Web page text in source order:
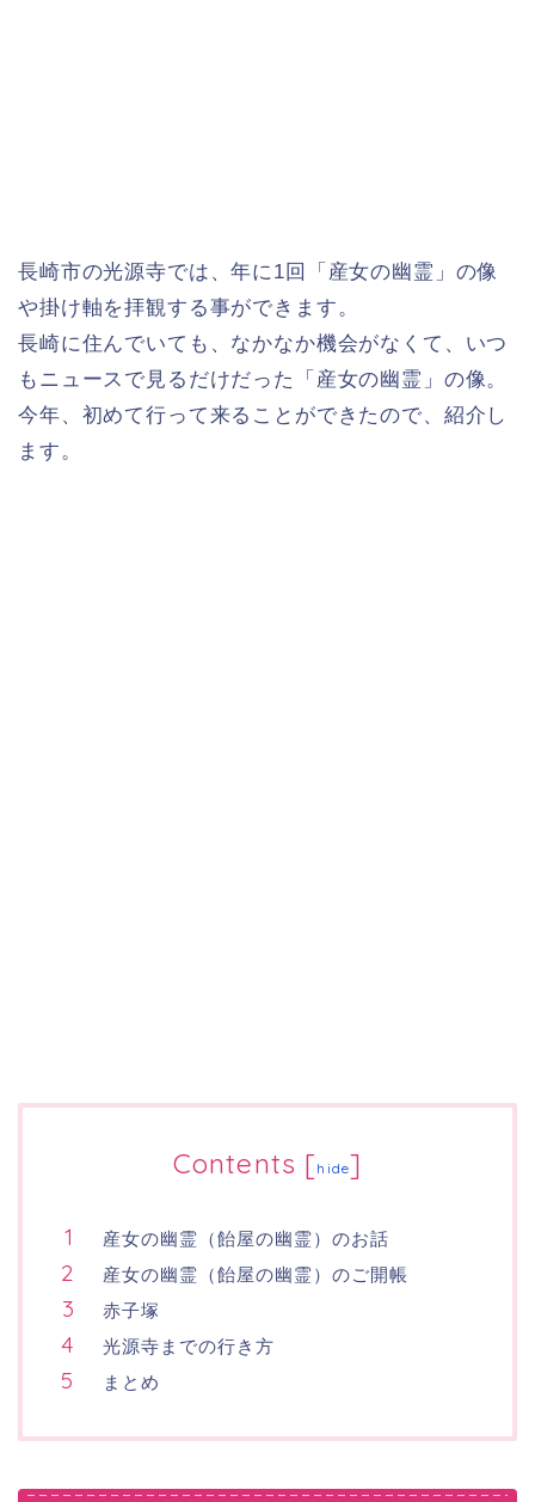
長崎市の光源寺では、年に1回「産女の幽霊」の像
や掛け軸を拝観する事ができます。
長崎に住んでいても、なかなか機会がなくて、いつ
もニュースで見るだけだった「産女の幽霊」の像。
今年、初めて行って来ることができたので、紹介し
ます。
Contents [hide]
産女の幽霊（飴屋の幽霊）のお話
産女の幽霊（飴屋の幽霊）のご開帳
赤子塚
光源寺までの行き方
まとめ